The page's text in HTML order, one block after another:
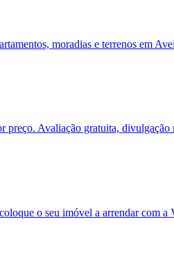
moradias e terrenos em
Avaliação gratuita,
o seu imóvel a arrendar com